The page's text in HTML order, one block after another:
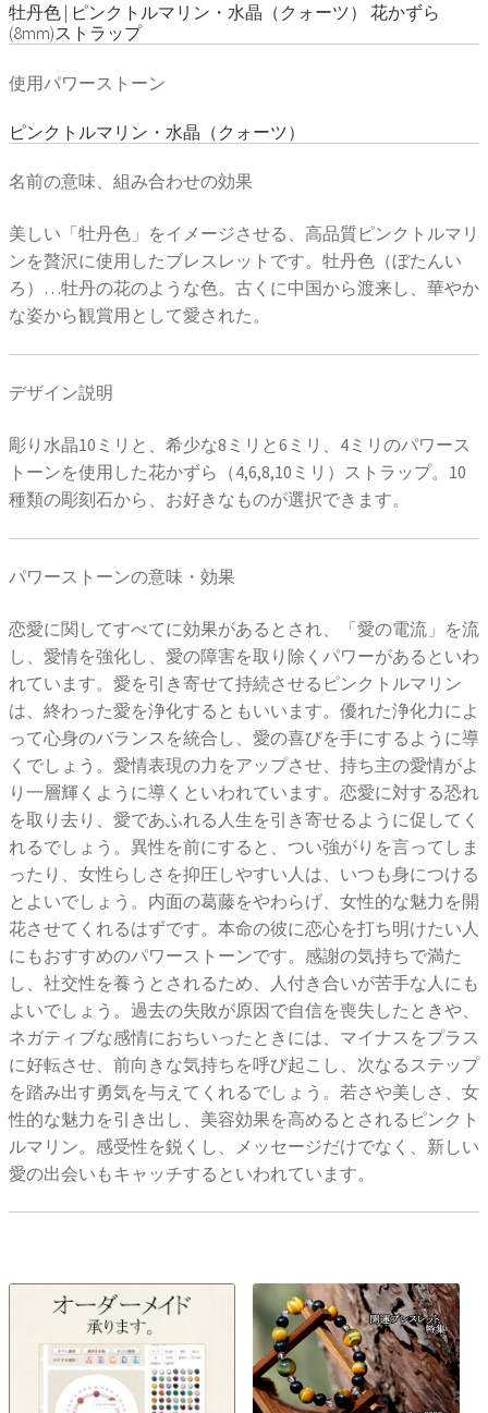
牡丹色 | ピンクトルマリン・水晶（クォーツ） 花かずら
(8mm)ストラップ
使用パワーストーン
ピンクトルマリン・水晶（クォーツ）
名前の意味、組み合わせの効果
美しい「牡丹色」をイメージさせる、高品質ピンクトルマリ
ンを贅沢に使用したブレスレットです。牡丹色（ぼたんい
ろ）…牡丹の花のような色。古くに中国から渡来し、華やか
な姿から観賞用として愛された。
デザイン説明
彫り水晶10ミリと、希少な8ミリと6ミリ、4ミリのパワース
トーンを使用した花かずら（4,6,8,10ミリ）ストラップ。10
種類の彫刻石から、お好きなものが選択できます。
パワーストーンの意味・効果
恋愛に関してすべてに効果があるとされ、「愛の電流」を流
し、愛情を強化し、愛の障害を取り除くパワーがあるといわ
れています。愛を引き寄せて持続させるピンクトルマリン
は、終わった愛を浄化するともいいます。優れた浄化力によ
って心身のバランスを統合し、愛の喜びを手にするように導
くでしょう。愛情表現の力をアップさせ、持ち主の愛情がよ
り一層輝くように導くといわれています。恋愛に対する恐れ
を取り去り、愛であふれる人生を引き寄せるように促してく
れるでしょう。異性を前にすると、つい強がりを言ってしま
ったり、女性らしさを抑圧しやすい人は、いつも身につける
とよいでしょう。内面の葛藤をやわらげ、女性的な魅力を開
花させてくれるはずです。本命の彼に恋心を打ち明けたい人
にもおすすめのパワーストーンです。感謝の気持ちで満た
し、社交性を養うとされるため、人付き合いが苦手な人にも
よいでしょう。過去の失敗が原因で自信を喪失したときや、
ネガティブな感情におちいったときには、マイナスをプラス
に好転させ、前向きな気持ちを呼び起こし、次なるステップ
を踏み出す勇気を与えてくれるでしょう。若さや美しさ、女
性的な魅力を引き出し、美容効果を高めるとされるピンクト
ルマリン。感受性を鋭くし、メッセージだけでなく、新しい
愛の出会いもキャッチするといわれています。